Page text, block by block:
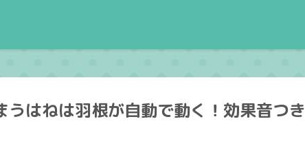
うはねは羽根が自動で動く！効果音つき